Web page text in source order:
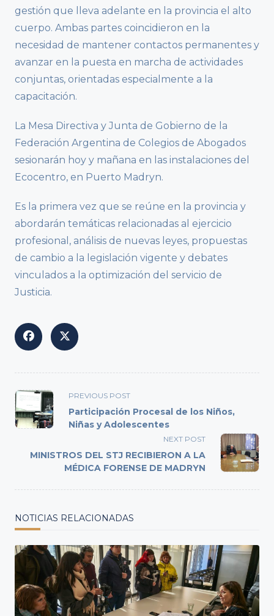
gestión que lleva adelante en la provincia el alto
cuerpo. Ambas partes coincidieron en la
necesidad de mantener contactos permanentes y
avanzar en la puesta en marcha de actividades
conjuntas, orientadas especialmente a la
capacitación.
La Mesa Directiva y Junta de Gobierno de la
Federación Argentina de Colegios de Abogados
sesionarán hoy y mañana en las instalaciones del
Ecocentro, en Puerto Madryn.
Es la primera vez que se reúne en la provincia y
abordarán temáticas relacionadas al ejercicio
profesional, análisis de nuevas leyes, propuestas
de cambio a la legislación vigente y debates
vinculados a la optimización del servicio de
Justicia.
<span
class="nav-
subtitle
reader-
text">Page</span>
PREVIOUS POST
Participación Procesal de los Niños,
Niñas y Adolescentes
NEXT POST
MINISTROS DEL STJ RECIBIERON A LA
MÉDICA FORENSE DE MADRYN
NOTICIAS RELACIONADAS